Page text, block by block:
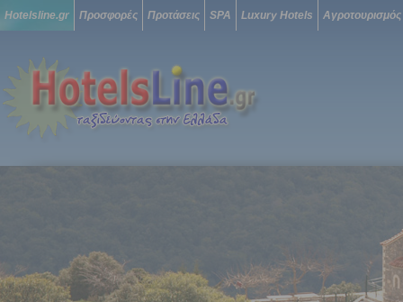
Hotelsline.gr Προσφορές Προτάσεις SPA Luxury Hotels Αγροτουρισμός